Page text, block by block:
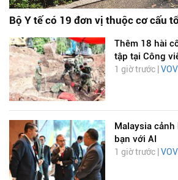
Bộ Y tế có 19 đơn vị thuộc cơ cấu
Thêm 18 hài
tập tại Công
1 giờ trước |
Malaysia
bạn với AI
1 giờ trước |